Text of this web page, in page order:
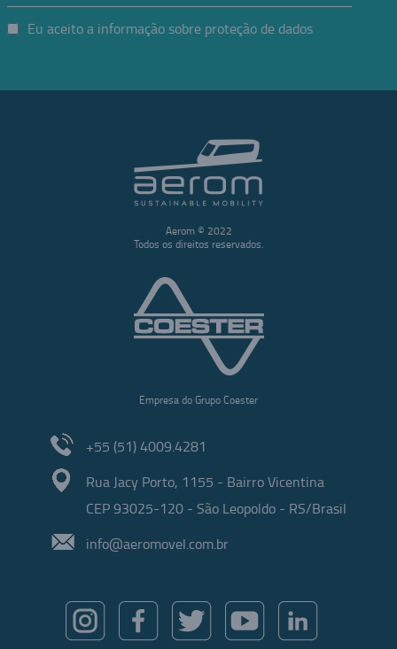
Eu aceito a informação sobre proteção de dados
Aerom © 2022
Todos os direitos reservados.
Empresa do Grupo Coester
+55 (51) 4009.4281
Rua Jacy Porto, 1155 - Bairro Vicentina
CEP 93025-120 - São Leopoldo - RS/Brasil
info@aeromovel.com.br